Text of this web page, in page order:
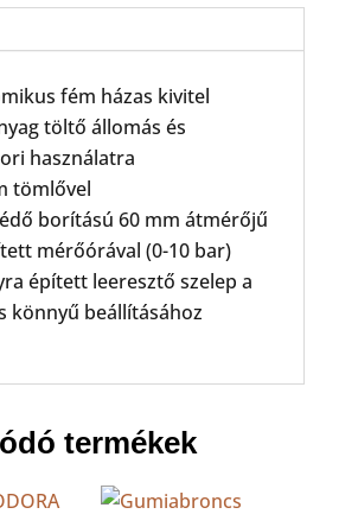
fém házas kivitel
töltő állomás és
használatra
tömlővel
borítású 60 mm átmérőjű
mérőórával (0-10 bar)
épített leeresztő szelep a
könnyű beállításához
termékek